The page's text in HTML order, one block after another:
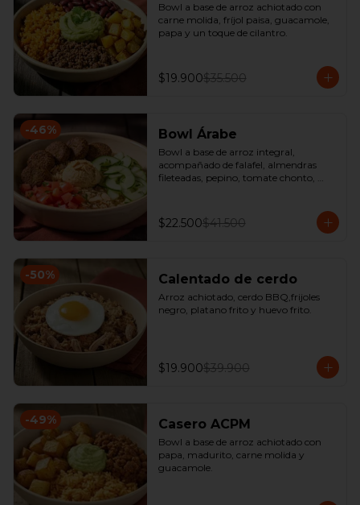
Bowl a base de arroz achiotado con
carne molida, fríjol paisa, guacamole,
papa y un toque de cilantro.
$19.900$35.500
-46% Bowl Árabe
Bowl a base de arroz integral,
acompañado de falafel, almendras
fileteadas, pepino, tomate chonto,
$22.500$41.500
-50% Calentado de cerdo
Arroz achiotado, cerdo BBQ,frijoles
negro, platano frito y huevo frito.
$19.900$39.900
-49% Casero ACPM
Bowl a base de arroz achiotado con
papa, madurito, carne molida y
guacamole.